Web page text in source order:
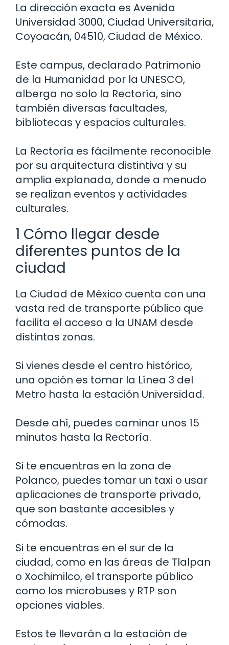
La dirección exacta es Avenida
Universidad 3000, Ciudad Universitaria,
Coyoacán, 04510, Ciudad de México.
Este campus, declarado Patrimonio
de la Humanidad por la UNESCO,
alberga no solo la Rectoría, sino
también diversas facultades,
bibliotecas y espacios culturales.
La Rectoría es fácilmente reconocible
por su arquitectura distintiva y su
amplia explanada, donde a menudo
se realizan eventos y actividades
culturales.
1 Cómo llegar desde
diferentes puntos de la
ciudad
La Ciudad de México cuenta con una
vasta red de transporte público que
facilita el acceso a la UNAM desde
distintas zonas.
Si vienes desde el centro histórico,
una opción es tomar la Línea 3 del
Metro hasta la estación Universidad.
Desde ahí, puedes caminar unos 15
minutos hasta la Rectoría.
Si te encuentras en la zona de
Polanco, puedes tomar un taxi o usar
aplicaciones de transporte privado,
que son bastante accesibles y
cómodas.
Si te encuentras en el sur de la
ciudad, como en las áreas de Tlalpan
o Xochimilco, el transporte público
como los microbuses y RTP son
opciones viables.
Estos te llevarán a la estación de